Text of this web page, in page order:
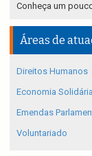
Conheça um
Áreas de
Direitos Humanos
Economia Solidária
Emendas
Voluntariado